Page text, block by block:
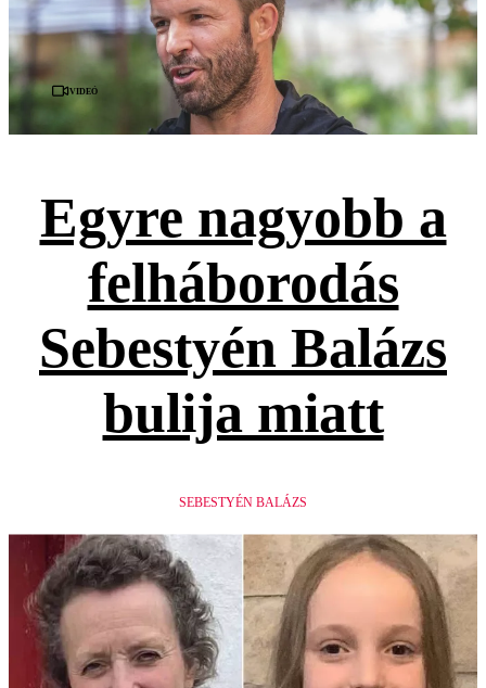
Videó
Egyre nagyobb a
felháborodás
Sebestyén Balázs
bulija miatt
SEBESTYÉN BALÁZS